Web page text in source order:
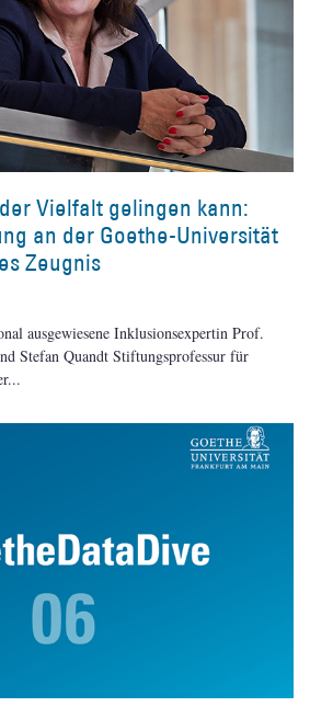
Vielfalt gelingen kann:
an der Goethe-Universität
Zeugnis
ausgewiesene Inklusionsexpertin Prof.
Stefan Quandt Stiftungsprofessur für